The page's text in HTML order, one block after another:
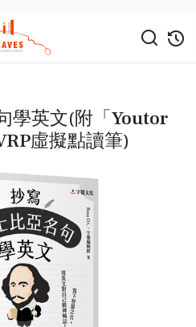
學英文(附「Youtor
虛擬點讀筆)